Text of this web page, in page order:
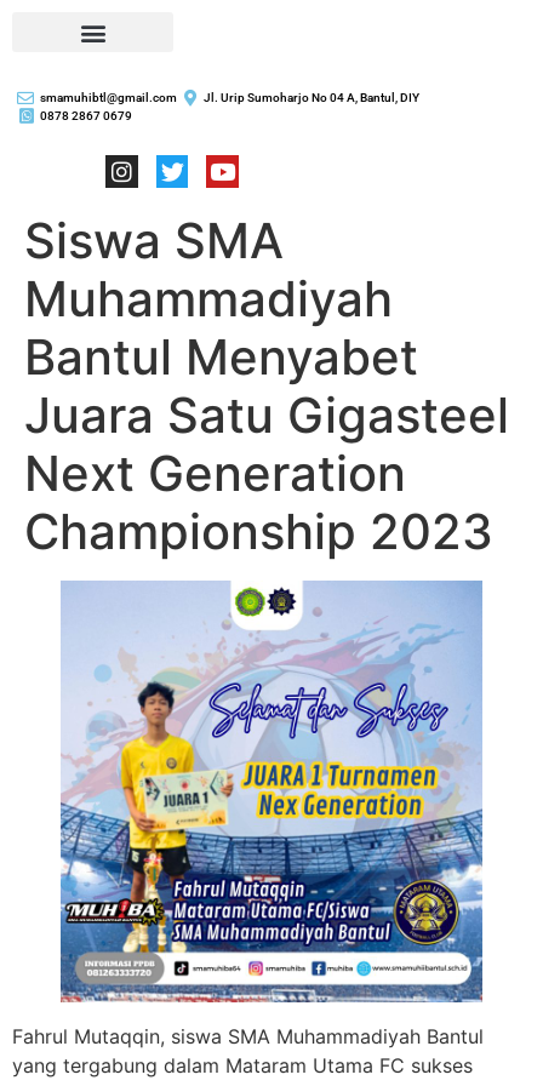
smamuhibtl@gmail.com
Jl. Urip Sumoharjo No 04 A, Bantul, DIY
0878 2867 0679
Siswa SMA
Muhammadiyah
Bantul Menyabet
Juara Satu Gigasteel
Next Generation
Championship 2023
Fahrul Mutaqqin, siswa SMA Muhammadiyah Bantul
yang tergabung dalam Mataram Utama FC sukses